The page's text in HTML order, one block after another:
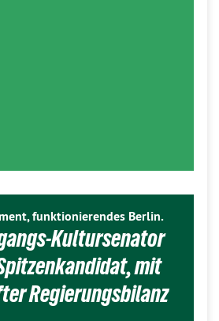
funktionierendes Berlin.
Kultursenator
mit
Regierungsbilanz